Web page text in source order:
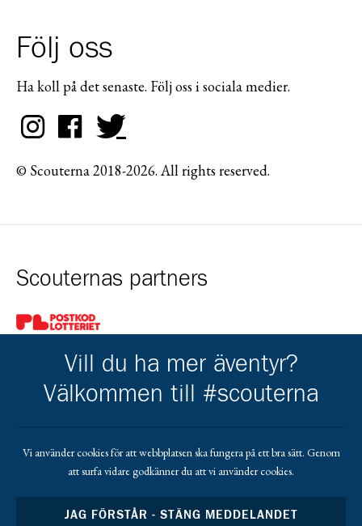
Följ oss
Ha koll på det senaste. Följ oss i sociala medier.
© Scouterna 2018-2026. All rights reserved.
Scouternas partners
Gå till pl_50
Kårkompis
Gå till https://www.transformant.se
Vill du ha mer äventyr?
Välkommen till #scouterna
Vi använder cookies för att webbplatsen ska fungera på ett bra sätt. Genom
att surfa vidare godkänner du att vi använder cookies.
JAG FÖRSTÅR - STÄNG MEDDELANDET